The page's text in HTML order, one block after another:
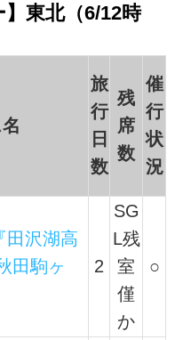
東北（6/12時
旅
行
日
数
残
席
数
催
行
状
況
田沢湖高
田駒ヶ
2
SG
L残
室
僅
か
○